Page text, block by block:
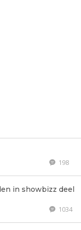
198
in showbizz deel
1034